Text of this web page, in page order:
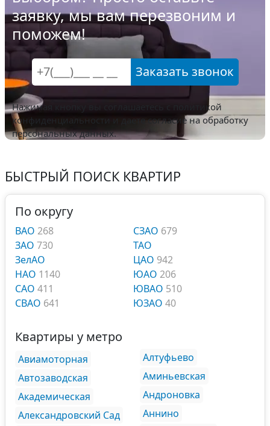
заявку, мы вам перезвоним и
поможем!
Заказать звонок
Нажимая кнопку вы соглашаетесь с
политикой
конфиденциальности и даете согласие на обработку
персональных данных.
БЫСТРЫЙ ПОИСК КВАРТИР
По округу
ВАО 268
ЗАО 730
ЗелАО
НАО 1140
САО 411
СВАО 641
СЗАО 679
ТАО
ЦАО 942
ЮАО 206
ЮВАО 510
ЮЗАО 40
Квартиры у метро
Авиамоторная
Автозаводская
Академическая
Александровский Сад
Алтуфьево
Аминьевская
Андроновка
Аннино